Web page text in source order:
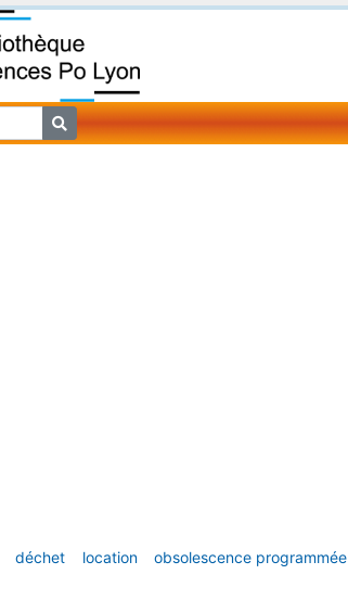
déchet location obsolescence programmée